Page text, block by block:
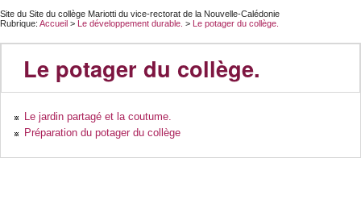
Site du Site du collège Mariotti du vice-rectorat de la Nouvelle-Calédonie
Rubrique: Accueil > Le développement durable. > Le potager du collège.
Le potager du collège.
Le jardin partagé et la coutume.
Préparation du potager du collège